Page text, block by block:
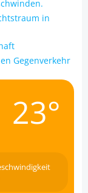
in
Gegenverkehr
23°